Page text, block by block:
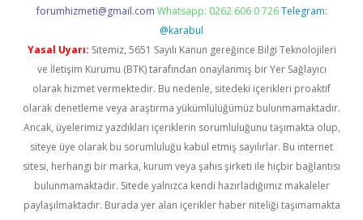
forumhizmeti@gmail.com Whatsapp: 0262 606 0 726 Telegram:
@karabul
Yasal Uyarı: Sitemiz, 5651 Sayılı Kanun gereğince Bilgi Teknolojileri
ve İletişim Kurumu (BTK) tarafından onaylanmış bir Yer Sağlayıcı
olarak hizmet vermektedir. Bu nedenle, sitedeki içerikleri proaktif
olarak denetleme veya araştırma yükümlülüğümüz bulunmamaktadır.
Ancak, üyelerimiz yazdıkları içeriklerin sorumluluğunu taşımakta olup,
siteye üye olarak bu sorumluluğu kabul etmiş sayılırlar. Bu internet
sitesi, herhangi bir marka, kurum veya şahıs şirketi ile hiçbir bağlantısı
bulunmamaktadır. Sitede yalnızca kendi hazırladığımız makaleler
paylaşılmaktadır. Burada yer alan içerikler haber niteliği taşımamakta